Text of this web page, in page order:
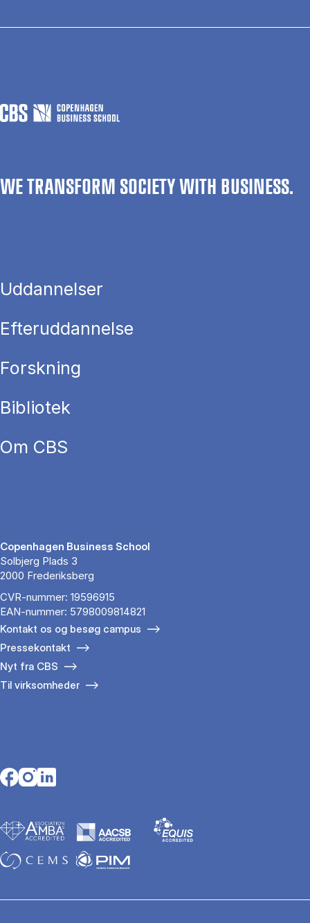
WE TRANSFORM SOCIETY WITH BUSINESS.
Uddannelser
Efteruddannelse
Forskning
Bibliotek
Om CBS
Copenhagen Business School
Solbjerg Plads 3
2000 Frederiksberg
CVR-nummer: 19596915
EAN-nummer: 5798009814821
Kontakt os og besøg campus
Pressekontakt
Nyt fra CBS
Til virksomheder
Opens in a new tab
Opens in a new tab
Opens in a new tab